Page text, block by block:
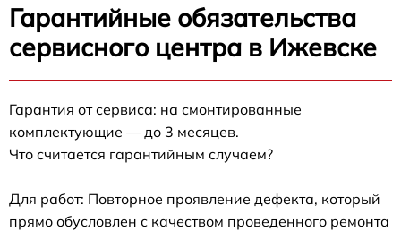
Гарантийные обязательства
сервисного центра в Ижевске
Гарантия от сервиса: на смонтированные
комплектующие — до 3 месяцев.
Что считается гарантийным случаем?
Для работ: Повторное проявление дефекта, который
прямо обусловлен с качеством проведенного ремонта